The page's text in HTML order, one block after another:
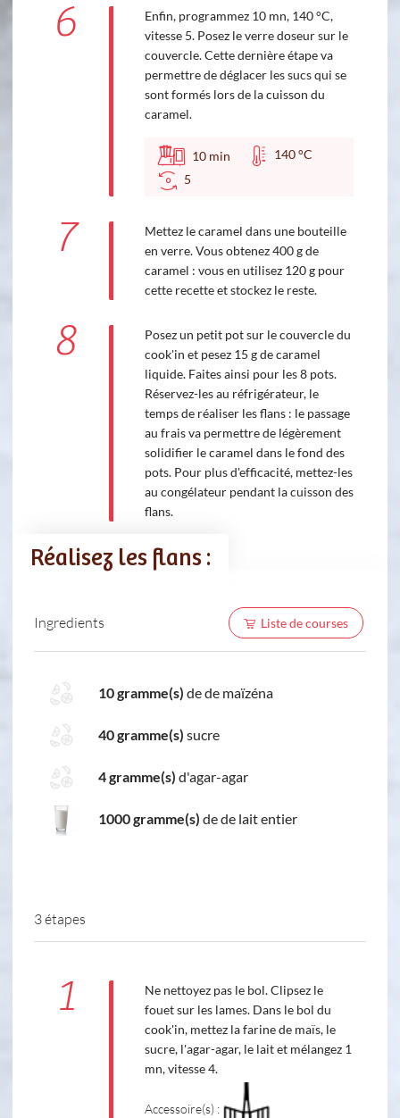
6
Enfin, programmez 10 mn, 140 °C,
vitesse 5. Posez le verre doseur sur le
couvercle. Cette dernière étape va
permettre de déglacer les sucs qui se
sont formés lors de la cuisson du
caramel.
10 min
140 °C
5
7
Mettez le caramel dans une bouteille
en verre. Vous obtenez 400 g de
caramel : vous en utilisez 120 g pour
cette recette et stockez le reste.
8
Posez un petit pot sur le couvercle du
cook'in et pesez 15 g de caramel
liquide. Faites ainsi pour les 8 pots.
Réservez-les au réfrigérateur, le
temps de réaliser les flans : le passage
au frais va permettre de légèrement
solidifier le caramel dans le fond des
pots. Pour plus d'efficacité, mettez-les
au congélateur pendant la cuisson des
flans.
Réalisez les flans :
Ingredients Liste de courses
10 gramme(s) de de maïzéna
40 gramme(s) sucre
4 gramme(s) d'agar-agar
1000 gramme(s) de de lait entier
3 étapes
1
Ne nettoyez pas le bol. Clipsez le
fouet sur les lames. Dans le bol du
cook'in, mettez la farine de maïs, le
sucre, l'agar-agar, le lait et mélangez 1
mn, vitesse 4.
Accessoire(s) :